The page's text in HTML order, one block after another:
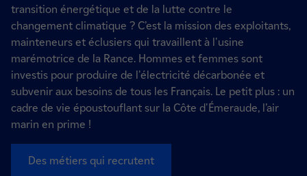
transition énergétique et de la lutte contre le
changement climatique ? C’est la mission des exploitants,
mainteneurs et éclusiers qui travaillent à l'usine
marémotrice de la Rance. Hommes et femmes sont
investis pour produire de l'électricité décarbonée et
subvenir aux besoins de tous les Français. Le petit plus : un
cadre de vie époustouflant sur la Côte d'Émeraude, l’air
marin en prime !
Des métiers qui recrutent